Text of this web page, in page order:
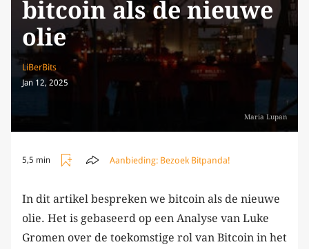
Maria Lupan
bitcoin als de nieuwe
olie
LiBerBits
Jan 12, 2025
5,5 min Aanbieding: Bezoek Bitpanda!
In dit artikel bespreken we bitcoin als de nieuwe
olie. Het is gebaseerd op een Analyse van Luke
Gromen over de toekomstige rol van Bitcoin in het